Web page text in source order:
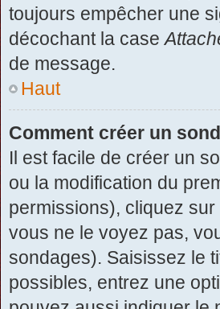
toujours empêcher une
décochant la case
de message.
Haut
Comment créer un
Il est facile de créer un
ou la modification du
permissions), cliquez sur
vous ne le voyez pas,
sondages). Saisissez le
possibles, entrez une